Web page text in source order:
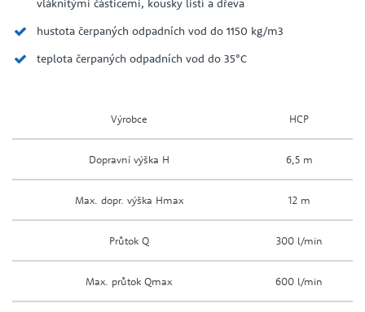
hustota čerpaných odpadních vod do 1150 kg/m3
teplota čerpaných odpadních vod do 35°C
Výrobce HCP
Dopravní výška H 6,5 m
Max. dopr. výška Hmax 12 m
Průtok Q 300 l/min
Max. průtok Qmax 600 l/min